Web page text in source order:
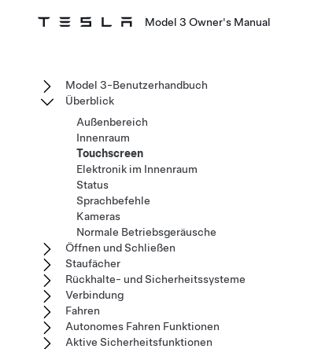
Model 3 Owner's Manual
Model 3-Benutzerhandbuch
Überblick
Außenbereich
Innenraum
Touchscreen
Elektronik im Innenraum
Status
Sprachbefehle
Kameras
Normale Betriebsgeräusche
Öffnen und Schließen
Staufächer
Rückhalte- und Sicherheitssysteme
Verbindung
Fahren
Autonomes Fahren Funktionen
Aktive Sicherheitsfunktionen